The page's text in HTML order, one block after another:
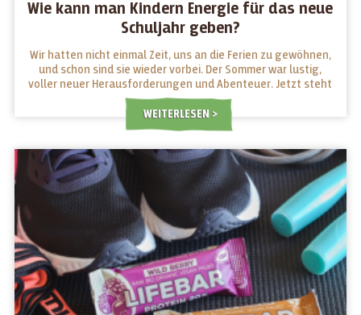
Wie kann man Kindern Energie für das neue
Schuljahr geben?
Wir hatten nicht einmal Zeit, uns an die Ferien zu gewöhnen,
und schon sind sie wieder vorbei. Der Sommer war lustig,
voller neuer Herausforderungen und Abenteuer. Jetzt steht
ein neues Schuljahr vor der Tür, für Jung und Alt. Welche
Snacks geben ihnen Energie für die Schule und welche
machen sie müde?
WEITERLESEN